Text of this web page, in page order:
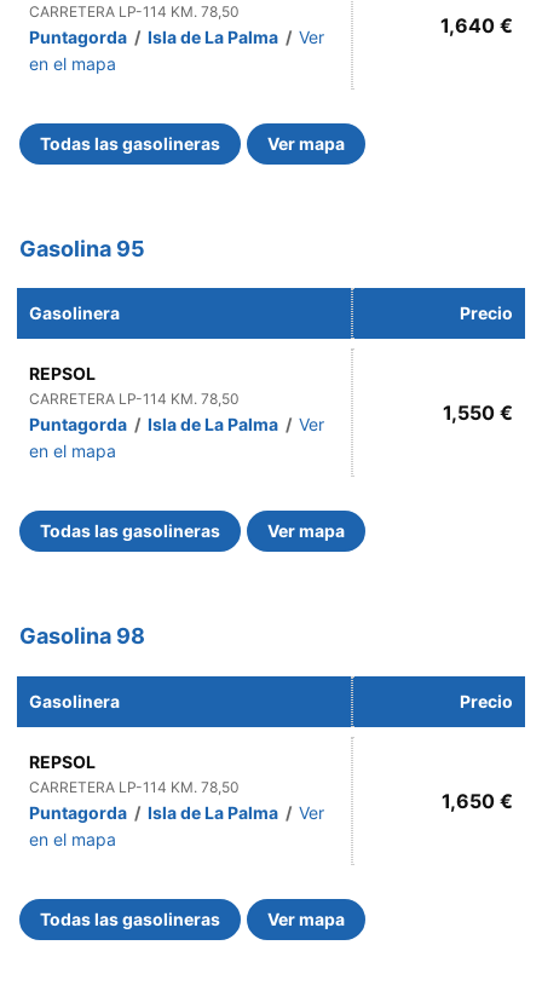
CARRETERA LP-114 KM. 78,50
Puntagorda / Isla de La Palma / Ver
en el mapa
1,640 €
Todas las gasolineras Ver mapa
Gasolina 95
Gasolinera Precio
REPSOL
CARRETERA LP-114 KM. 78,50
Puntagorda / Isla de La Palma / Ver
en el mapa
1,550 €
Todas las gasolineras Ver mapa
Gasolina 98
Gasolinera Precio
REPSOL
CARRETERA LP-114 KM. 78,50
Puntagorda / Isla de La Palma / Ver
en el mapa
1,650 €
Todas las gasolineras Ver mapa